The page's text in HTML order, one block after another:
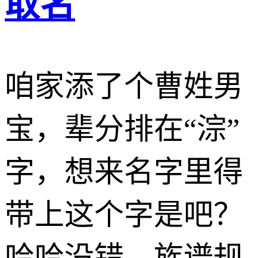
咱家添了个曹姓男
宝，辈分排在“淙”
字，想来名字里得
带上这个字是吧？